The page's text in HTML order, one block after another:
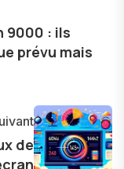
Armé
les
partageant
avec la
de la
aux
que le futur
9000 : ils
prévu mais
de